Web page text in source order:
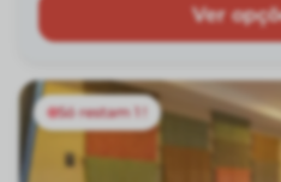
Ver
Só restam 1 !